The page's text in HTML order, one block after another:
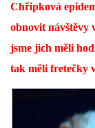
STRAVA
PODPORA
Chřipková
obnovit návštěvy
jsme jich měli
tak měli fretečky